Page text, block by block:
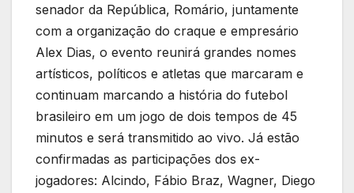
senador da República, Romário, juntamente
com a organização do craque e empresário
Alex Dias, o evento reunirá grandes nomes
artísticos, políticos e atletas que marcaram e
continuam marcando a história do futebol
brasileiro em um jogo de dois tempos de 45
minutos e será transmitido ao vivo. Já estão
confirmadas as participações dos ex-
jogadores: Alcindo, Fábio Braz, Wagner, Diego